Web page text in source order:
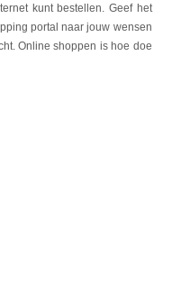
kunt bestellen. Geef het
portal naar jouw wensen
Online shoppen is hoe doe